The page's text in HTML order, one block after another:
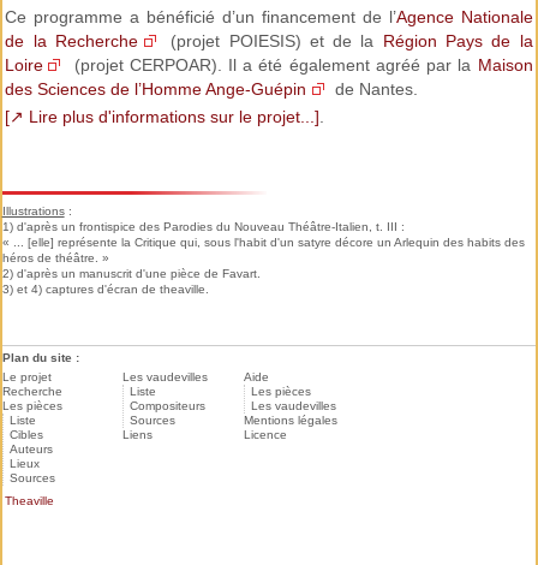
Ce programme a bénéficié d’un financement de l’Agence Nationale
de la Recherche
(projet POIESIS) et de la Région Pays de la
Loire
(projet CERPOAR). Il a été également agréé par la Maison
des Sciences de l’Homme Ange-Guépin
de Nantes.
[↗ Lire plus d'informations sur le projet...]
Illustrations:
1) d'après un frontispice des Parodies du Nouveau Théâtre-Italien, t. III :
« ... [elle] représente la Critique qui, sous l'habit d'un satyre décore un Arlequin des habits des
héros de théâtre. »
2) d'après un manuscrit d'une pièce de Favart.
3) et 4) captures d'écran de theaville.
Plan du site :
Le projet
Recherche
Les pièces
Liste
Cibles
Auteurs
Lieux
Sources
Les vaudevilles
Liste
Compositeurs
Sources
Liens
Aide
Les pièces
Les vaudevilles
Mentions légales
Licence
Theaville